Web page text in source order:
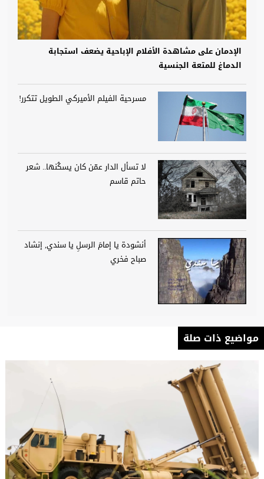
الإدمان على مشاهدة الأفلام الإباحية يضعف استجابة
الدماغ للمتعة الجنسية
مسرحية الفيلم الأميركي الطويل تتكرر!
لا تسأل الدار عمّن كان يسكُنها.. شعر
حاتم قاسم
أنشودة يا إمامَ الرسلِ يا سندي, إنشاد
صباح فخري
مواضيع ذات صلة